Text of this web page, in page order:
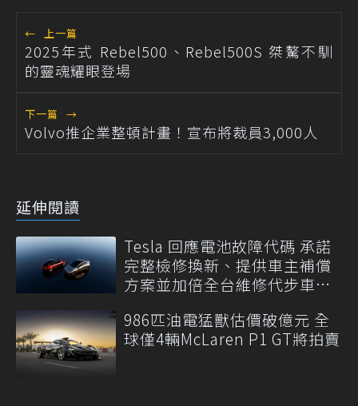
← 上一篇
2025年式 Rebel500、Rebel500S 桀驁不馴
的靈魂耀眼登場
下一篇 →
Volvo推企業整頓計畫！宣布將裁員3,000人
延伸閱讀
Tesla 回應電池故障代碼 承諾
完整檢修換新、提供車主補償
方案並加倍全台維修代步車數
986匹油電猛獸估價破億元 全
球僅4輛McLaren P1 GT將拍賣